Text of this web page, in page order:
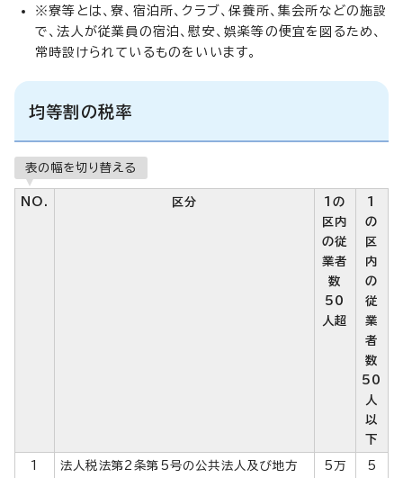
※寮等とは、寮、宿泊所、クラブ、保養所、集会所などの施設
で、法人が従業員の宿泊、慰安、娯楽等の便宜を図るため、
常時設けられているものをいいます。
均等割の税率
表の幅を切り替える
NO. 区分
1の
区内
の従
業者
数
50
人超
1
の
区
内
の
従
業
者
数
50
人
以
下
1
法人税法第2条第5号の公共法人及び地方
5万
5